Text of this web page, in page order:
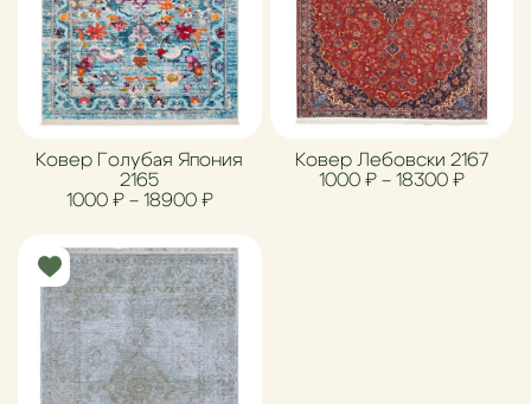
Ковер Голубая Япония
2165
1000 ₽ – 18900 ₽Диапазон цен: 1000 ₽ – 18900 ₽
Ковер Лебовски 2167
1000 ₽ – 18300 ₽